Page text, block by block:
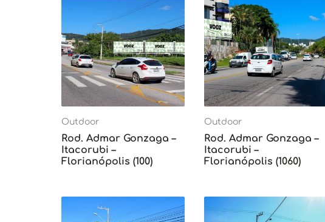
Outdoor
Rod. Admar Gonzaga –
Itacorubi –
Florianópolis (100)
Outdoor
Rod. Admar Gonzaga –
Itacorubi –
Florianópolis (1060)